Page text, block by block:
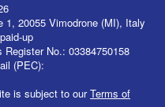
1, 20055 Vimodrone (MI), Italy
up
No.: 03384750158
(PEC):
is subject to ourTerms of